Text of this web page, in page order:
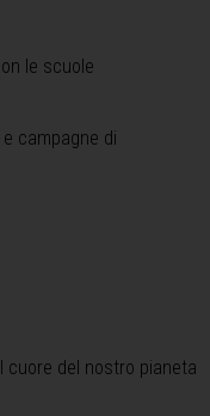
le scuole
campagne di
cuore del nostro pianeta